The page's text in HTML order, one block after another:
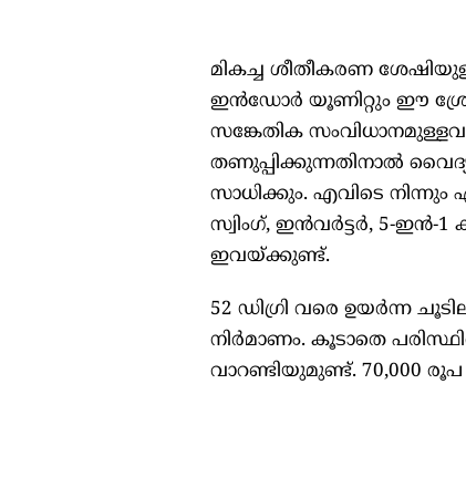
മികച്ച ശീതീകരണ
ഇൻഡോർ യൂണിറ്റും ഈ
സങ്കേതിക
തണുപ്പിക്കുന്നതിനാൽ
സാധിക്കും. എവിടെ നിന്നും
സ്വിംഗ്, ഇൻവർട്ടർ, 5-
ഇവയ്ക്കുണ്ട്.
52 ഡിഗ്രി വരെ ഉയർന്ന
നിർമാണം. കൂടാതെ
വാറണ്ടിയുമുണ്ട്. 70,000